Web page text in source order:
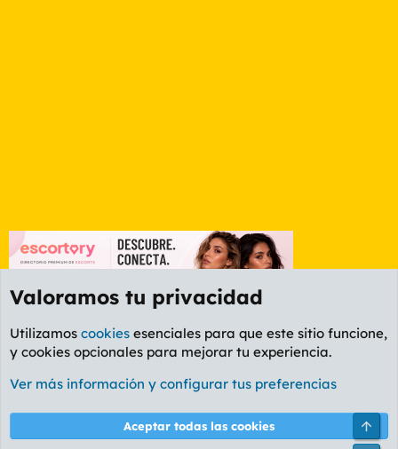
Foro Informática y Videojuegos
Cookies
PL OLDSTYLE AMARILLO
Términos y reglas Política de privacidad Ayuda
Valoramos tu privacidad
Utilizamos cookies esenciales para que este sitio funcione,
y cookies opcionales para mejorar tu experiencia.
Ver más información y configurar tus preferencias
Aceptar todas las cookies